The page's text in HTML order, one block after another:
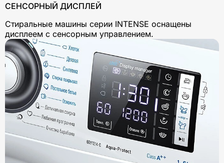
СЕНСОРНЫЙ ДИСПЛЕЙ
Стиральные машины серии INTENSE оснащены
дисплеем с сенсорным управлением.